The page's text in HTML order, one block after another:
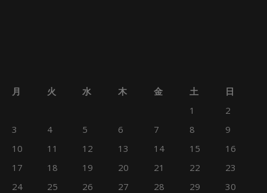
月 火 水 木 金 土
日
1
2
3
4 5 6 7 8
9
10
11 12 13 14 15
16
17
18 19 20 21 22
23
24
25 26 27 28 29
30